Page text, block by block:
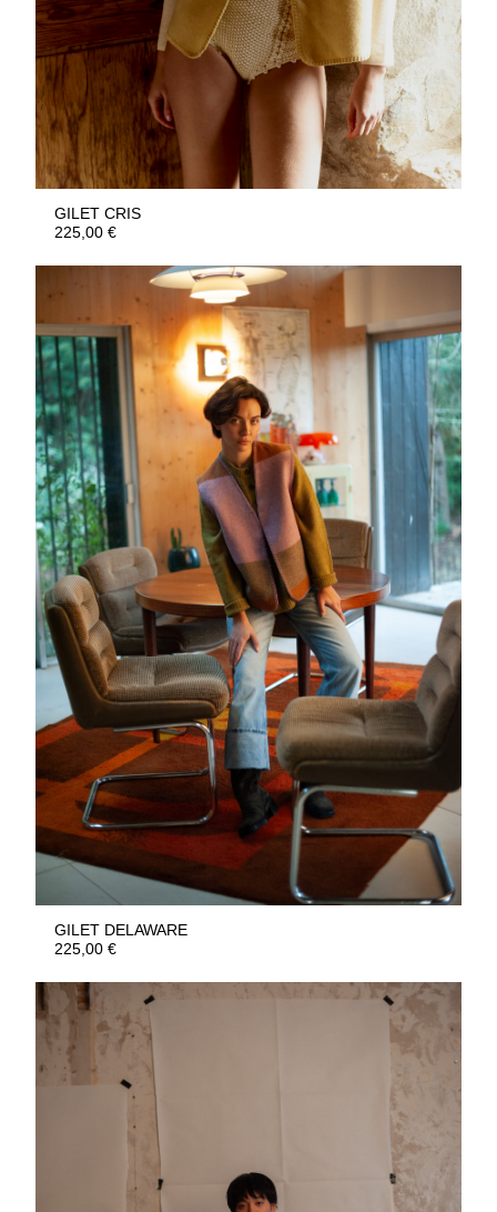
GILET CRIS
225,00€
GILET DELAWARE
225,00€